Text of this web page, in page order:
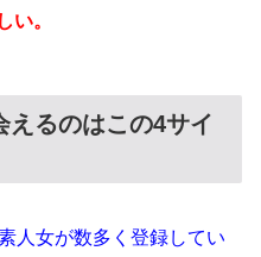
い。
えるのはこの4サイ
人女が数多く登録してい